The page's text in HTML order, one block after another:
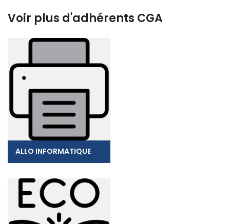
Voir plus d'adhérents CGA
ALLO INFORMATIQUE